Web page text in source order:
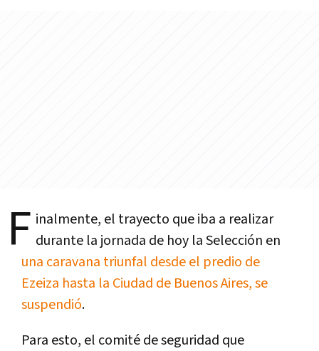
F inalmente, el trayecto que iba a realizar
durante la jornada de hoy la Selección en
una caravana triunfal desde el predio de
Ezeiza hasta la Ciudad de Buenos Aires, se
suspendió.
Para esto, el comité de seguridad que